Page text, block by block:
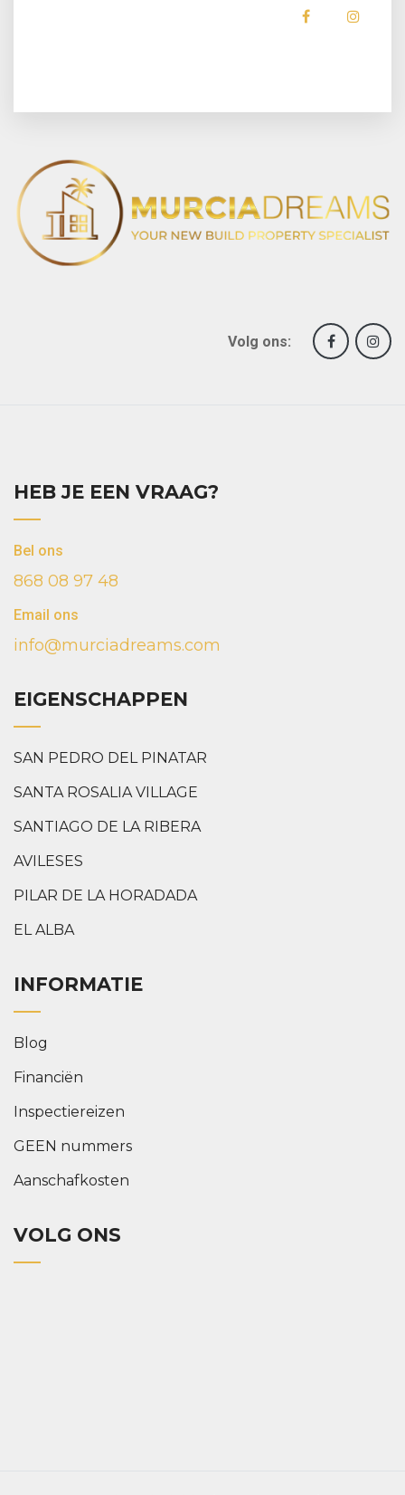
Volg ons:
HEB JE EEN VRAAG?
Bel ons
868 08 97 48
Email ons
info@murciadreams.com
EIGENSCHAPPEN
SAN PEDRO DEL PINATAR
SANTA ROSALIA VILLAGE
SANTIAGO DE LA RIBERA
AVILESES
PILAR DE LA HORADADA
EL ALBA
INFORMATIE
Blog
Financiën
Inspectiereizen
GEEN nummers
Aanschafkosten
VOLG ONS